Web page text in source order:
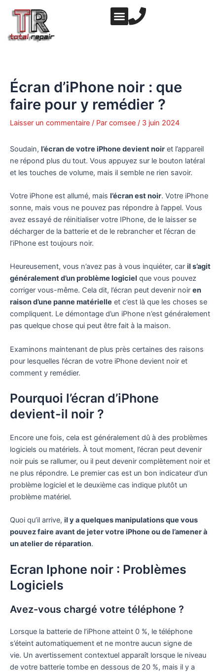
contenu
Écran d’iPhone noir : que
faire pour y remédier ?
Laisser un commentaire / Par comsee / 3 juin 2024
Soudain, l’écran de votre iPhone devient noir et l’appareil
ne répond plus du tout. Vous appuyez sur le bouton latéral
et les touches de volume, mais il semble ne rien savoir.
Votre iPhone est allumé, mais l’écran est noir. Votre iPhone
sonne, mais vous ne pouvez pas répondre à l’appel. Vous
avez essayé de réinitialiser votre IPhone, de le laisser se
décharger de la batterie et de le rebrancher et l’écran de
l’iPhone est toujours noir.
Heureusement, vous n’avez pas à vous inquiéter, car il s’agit
généralement d’un problème logiciel que vous pouvez
corriger vous-même. Cela dit, l’écran peut devenir noir en
raison d’une panne matérielle et c’est là que les choses se
compliquent. Le démontage d’un iPhone n’est généralement
pas quelque chose qui peut être fait à la maison.
Examinons maintenant de plus près certaines des raisons
pour lesquelles l’écran de votre iPhone devient noir et
comment y remédier.
Pourquoi l’écran d’iPhone
devient-il noir ?
Encore une fois, cela est généralement dû à des problèmes
logiciels ou matériels. À tout moment, l’écran peut devenir
noir puis se rallumer, ou il peut devenir complètement noir et
ne plus répondre. Le premier cas est un bon indicateur d’un
problème logiciel et le deuxième cas indique plutôt un
problème matériel.
Quoi qu’il arrive, il y a quelques manipulations que vous
pouvez faire avant de jeter votre iPhone ou de l’amener à
un atelier de réparation.
Ecran Iphone noir : Problèmes
Logiciels
Avez-vous chargé votre téléphone ?
Lorsque la batterie de l’iPhone atteint 0 %, le téléphone
s’éteint automatiquement et ne montre aucun signe de
vie. Un avertissement contextuel apparaît lorsque le niveau
de votre batterie tombe en dessous de 20 %, mais il y a
articles